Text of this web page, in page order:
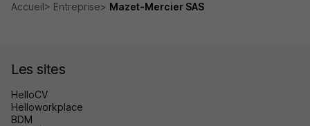
Accueil Entreprise Mazet-Mercier SAS
Les sites
HelloCV
Helloworkplace
BDM